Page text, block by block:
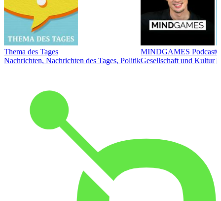
Thema des Tages
Nachrichten, Nachrichten des Tages, Politik
MINDGAMES Podcast
Gesellschaft und Kultur